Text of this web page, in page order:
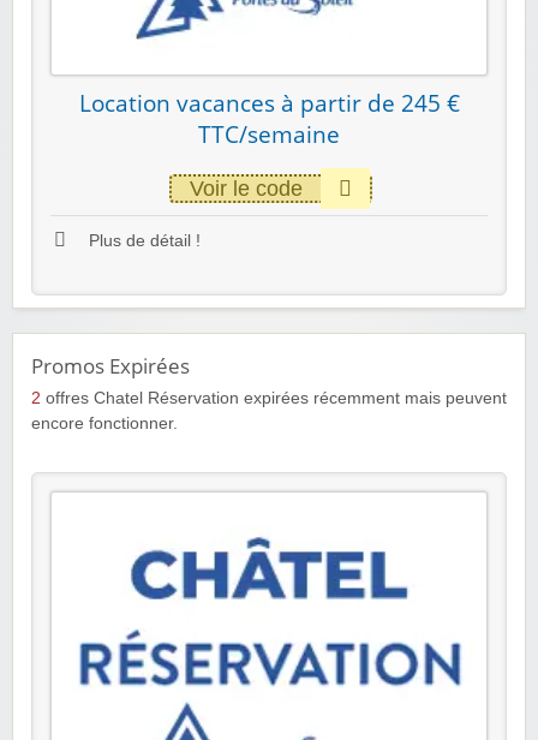
Location vacances à partir de 245 €
TTC/semaine
Voir le code
Plus de détail !
Promos Expirées
2 offres Chatel Réservation expirées récemment mais peuvent
encore fonctionner.